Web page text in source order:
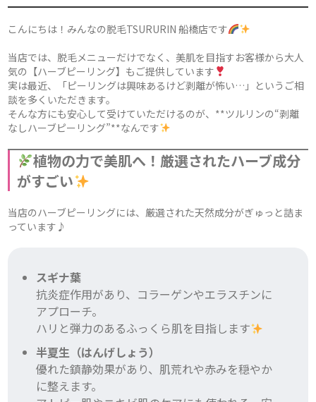
こんにちは！みんなの脱毛TSURURIN 船橋店です
当店では、脱毛メニューだけでなく、美肌を目指すお客様から大人
気の【ハーブピーリング】もご提供しています
実は最近、「ピーリングは興味あるけど剥離が怖い…」というご相
談を多くいただきます。
そんな方にも安心して受けていただけるのが、**ツルリンの“剥離
なしハーブピーリング”**なんです
植物の力で美肌へ！厳選されたハーブ成分
がすごい
当店のハーブピーリングには、厳選された天然成分がぎゅっと詰ま
っています♪
スギナ葉
抗炎症作用があり、コラーゲンやエラスチンに
アプローチ。
ハリと弾力のあるふっくら肌を目指します
半夏生（はんげしょう）
優れた鎮静効果があり、肌荒れや赤みを穏やか
に整えます。